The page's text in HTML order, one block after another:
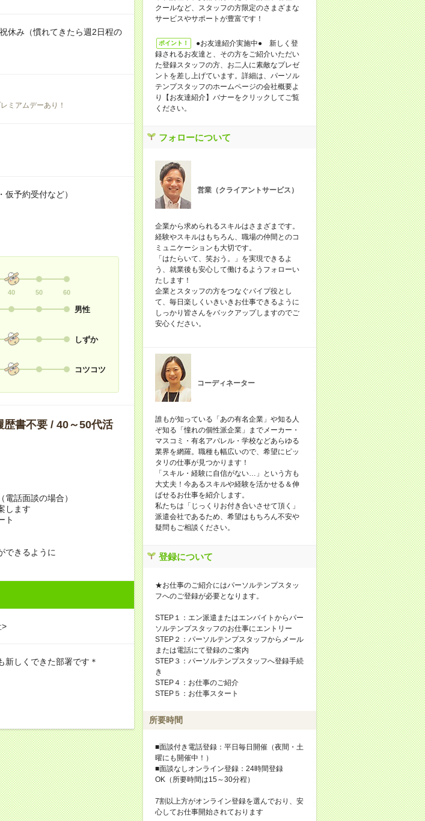
み（慣れてきたら週2日程の
ミアムデーあり！
予約受付など）
40 50 60
男性
しずか
コツコツ
書不要 / 40～50代活
話面談の場合）
します
ト
できるように
新しくできた部署です＊
クールなど、スタッフの方限定のさまざまな
サービスやサポートが豊富です！
ポイント！
●お友達紹介実施中● 新しく登
録されるお友達と、その方をご紹介いただい
た登録スタッフの方、お二人に素敵なプレゼ
ントを差し上げています。詳細は、パーソル
テンプスタッフのホームページの会社概要よ
り【お友達紹介】バナーをクリックしてご覧
ください。
フォローについて
営業（クライアントサービス）
企業から求められるスキルはさまざまです。
経験やスキルはもちろん、職場の仲間とのコ
ミュニケーションも大切です。
「はたらいて、笑おう。」を実現できるよ
う、就業後も安心して働けるようフォローい
たします！
企業とスタッフの方をつなぐパイプ役とし
て、毎日楽しくいきいきお仕事できるように
しっかり皆さんをバックアップしますのでご
安心ください。
コーディネーター
誰もが知っている「あの有名企業」や知る人
ぞ知る「憧れの個性派企業」までメーカー・
マスコミ・有名アパレル・学校などあらゆる
業界を網羅。職種も幅広いので、希望にピッ
タリの仕事が見つかります！
「スキル・経験に自信がない…」という方も
大丈夫！今あるスキルや経験を活かせる＆伸
ばせるお仕事を紹介します。
私たちは「じっくりお付き合いさせて頂く」
派遣会社であるため、希望はもちろん不安や
疑問もご相談ください。
登録について
★お仕事のご紹介にはパーソルテンプスタッ
フへのご登録が必要となります。
STEP１：エン派遣またはエンバイトからパー
ソルテンプスタッフのお仕事にエントリー
STEP２：パーソルテンプスタッフからメール
または電話にて登録のご案内
STEP３：パーソルテンプスタッフへ登録手続
き
STEP４：お仕事のご紹介
STEP５：お仕事スタート
所要時間
■面談付き電話登録：平日毎日開催（夜間・土
曜にも開催中！）
■面談なしオンライン登録：24時間登録
OK（所要時間は15～30分程）
7割以上方がオンライン登録を選んでおり、安
心してお仕事開始されております